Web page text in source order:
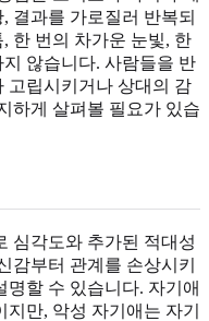
결과를 가로질러 반복되
한 번의 차가운 눈빛, 한
않습니다. 사람들을 반
고립시키거나 상대의 감
하게 살펴볼 필요가 있습
심각도와 추가된 적대성
감부터 관계를 손상시키
할 수 있습니다. 자기애
만, 악성 자기애는 자기